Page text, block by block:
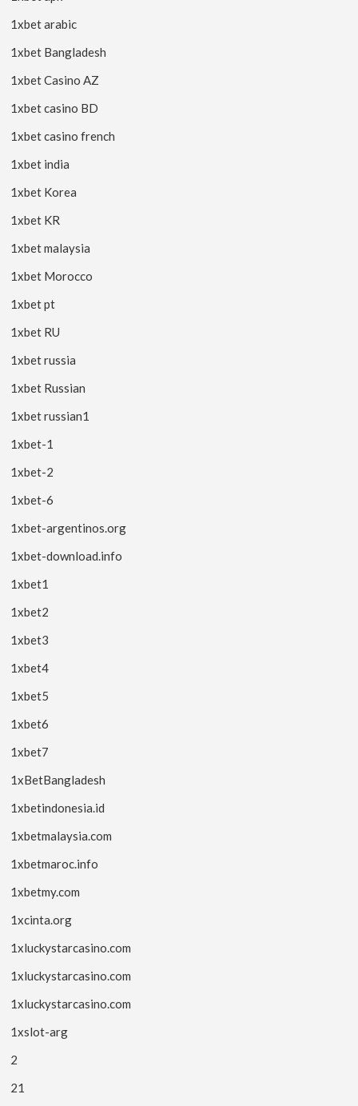
1xbet arabic
1xbet Bangladesh
1xbet Casino AZ
1xbet casino BD
1xbet casino french
1xbet india
1xbet Korea
1xbet KR
1xbet malaysia
1xbet Morocco
1xbet pt
1xbet RU
1xbet russia
1xbet Russian
1xbet russian1
1xbet-1
1xbet-2
1xbet-6
1xbet-argentinos.org
1xbet-download.info
1xbet1
1xbet2
1xbet3
1xbet4
1xbet5
1xbet6
1xbet7
1xBetBangladesh
1xbetindonesia.id
1xbetmalaysia.com
1xbetmaroc.info
1xbetmy.com
1xcinta.org
1xluckystarcasino.com
1xluckystarcasino.com
1xluckystarcasino.com
1xslot-arg
2
21